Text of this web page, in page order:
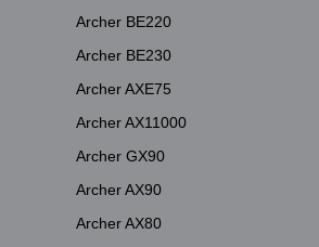
Archer BE220
Archer BE230
Archer AXE75
Archer AX11000
Archer GX90
Archer AX90
Archer AX80